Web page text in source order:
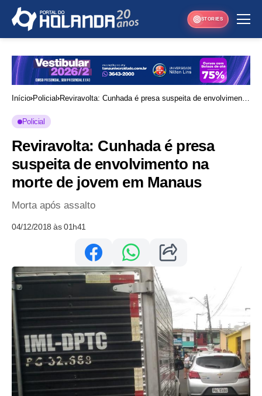
STORIES
Início Policial Reviravolta: Cunhada é presa suspeita de envolvimento
Policial
Reviravolta: Cunhada é presa
suspeita de envolvimento na
morte de jovem em Manaus
Morta após assalto
04/12/2018 às 01h41